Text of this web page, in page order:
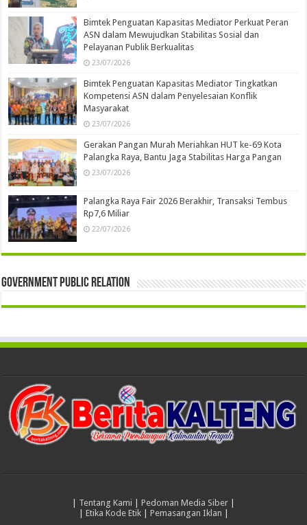
Bimtek Penguatan Kapasitas Mediator Perkuat Peran
ASN dalam Mewujudkan Stabilitas Sosial dan
Pelayanan Publik Berkualitas
23/07/2026
Bimtek Penguatan Kapasitas Mediator Tingkatkan
Kompetensi ASN dalam Penyelesaian Konflik
Masyarakat
23/07/2026
Gerakan Pangan Murah Meriahkan HUT ke-69 Kota
Palangka Raya, Bantu Jaga Stabilitas Harga Pangan
23/07/2026
Palangka Raya Fair 2026 Berakhir, Transaksi Tembus
Rp7,6 Miliar
22/07/2026
Government Public Relation
| Tentang Kami | Pedoman Media Siber |
| Etika Kode Etik| Pemasangan Iklan |